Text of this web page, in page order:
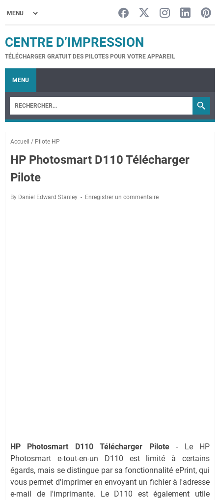
CENTRE D’IMPRESSION
TÉLÉCHARGER GRATUIT DES PILOTES POUR VOTRE APPAREIL
MENU
Accueil / Pilote HP
HP Photosmart D110 Télécharger
Pilote
By Daniel Edward Stanley Enregistrer un commentaire
HP Photosmart D110 Télécharger Pilote- Le HP
Photosmart e-tout-en-un D110 est limité à certains
égards, mais se distingue par sa fonctionnalité ePrint, qui
vous permet d'imprimer en envoyant un fichier à l'adresse
e-mail de l'imprimante. Le D110 est également utile